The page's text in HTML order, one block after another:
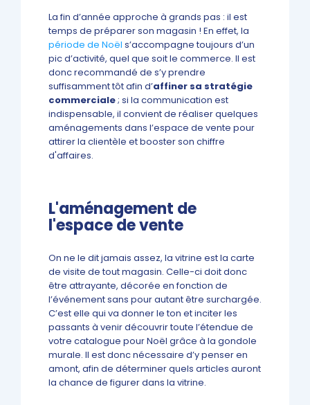
La fin d’année approche à grands pas : il est
temps de préparer son magasin ! En effet, la
période de Noël s’accompagne toujours d’un
pic d’activité, quel que soit le commerce. Il est
donc recommandé de s’y prendre
suffisamment tôt afin d’affiner sa stratégie
commerciale; si la communication est
indispensable, il convient de réaliser quelques
aménagements dans l’espace de vente pour
attirer la clientèle et booster son chiffre
d'affaires.
L'aménagement de
l'espace de vente
On ne le dit jamais assez, la vitrine est la carte
de visite de tout magasin. Celle-ci doit donc
être attrayante, décorée en fonction de
l’événement sans pour autant être surchargée.
C’est elle qui va donner le ton et inciter les
passants à venir découvrir toute l’étendue de
votre catalogue pour Noël grâce à la gondole
murale. Il est donc nécessaire d’y penser en
amont, afin de déterminer quels articles auront
la chance de figurer dans la vitrine.